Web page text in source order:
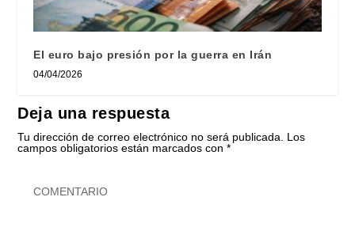
El euro bajo presión por la guerra en Irán
04/04/2026
Deja una respuesta
Tu dirección de correo electrónico no será publicada.
Los
campos obligatorios están marcados con*